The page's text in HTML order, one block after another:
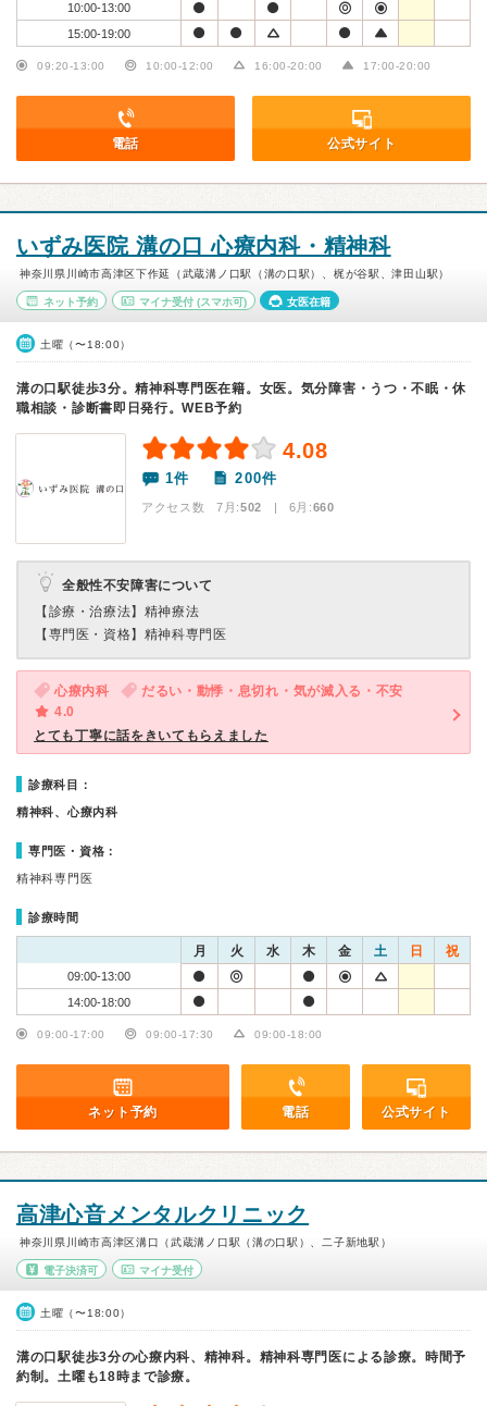
10:00-13:00
15:00-19:00
09:20-13:00 10:00-12:00 16:00-20:00 17:00-20:00
電話 公式サイト
いずみ医院 溝の口 心療内科・精神科
神奈川県川崎市高津区下作延（武蔵溝ノ口駅（溝の口駅）、梶が谷駅、津田山駅）
ネット予約 マイナ受付(スマホ可) 女医在籍
土曜（〜18:00）
溝の口駅徒歩3分。精神科専門医在籍。女医。気分障害・うつ・不眠・休
職相談・診断書即日発行。WEB予約
4.08
1件 200件
アクセス数 7月:502 | 6月:660
全般性不安障害について
【診療・治療法】 精神療法
【専門医・資格】 精神科専門医
心療内科
だるい・動悸・息切れ・気が滅入る・不安
4.0
とても丁寧に話をきいてもらえました
診療科目：
精神科、心療内科
専門医・資格：
精神科専門医
診療時間
月 火 水 木 金 土 日 祝
09:00-13:00
14:00-18:00
09:00-17:00 09:00-17:30 09:00-18:00
ネット予約 電話 公式サイト
高津心音メンタルクリニック
神奈川県川崎市高津区溝口（武蔵溝ノ口駅（溝の口駅）、二子新地駅）
電子決済可 マイナ受付
土曜（〜18:00）
溝の口駅徒歩3分の心療内科、精神科。精神科専門医による診療。時間予
約制。土曜も18時まで診療。